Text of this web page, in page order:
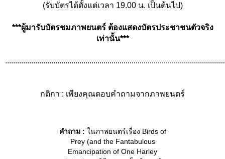
(รับบัตรได้ตั้งแต่เวลา 19.00 น. เป็นต้นไป)
***ผู้มารับบัตรชมภาพยนตร์ ต้องแสดงบัตรประชาชนตัวจริง
เท่านั้น***
กติกา : เพียงคุณตอบคำถามจากภาพยนตร์
คำถาม : ในภาพยนตร์เรื่อง Birds of
Prey (and the Fantabulous
Emancipation of One Harley